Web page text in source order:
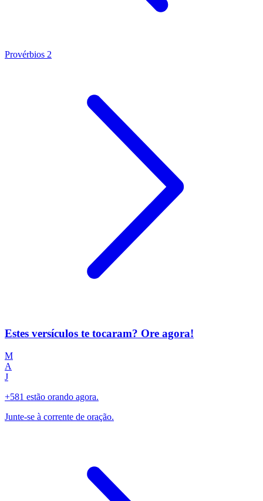
Provérbios 2
Estes versículos te tocaram? Ore agora!
M
A
J
+581 estão orando agora.
Junte-se à corrente de oração.